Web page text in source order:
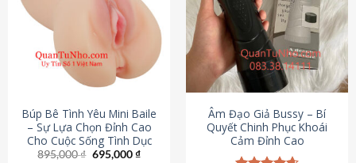
thể.
chọn
thể
chọn
trên
trang
Búp Bê Tình Yêu Mini Baile
– Sự Lựa Chọn Đỉnh Cao
Cho Cuộc Sống Tình Dục
895,000₫ Giá
695,000₫Giá
Âm Đạo Giả Bussy – Bí
Quyết Chinh Phục Khoái
Cảm Đỉnh Cao